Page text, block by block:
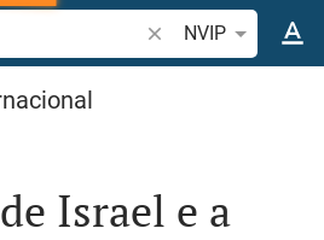
Pesquise
NVIP
Israel e a